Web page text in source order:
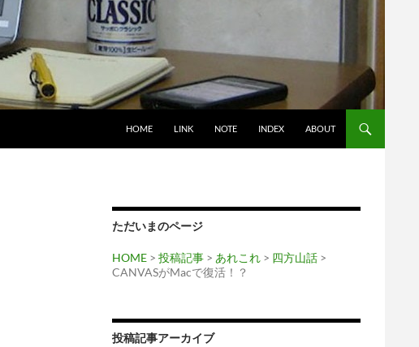
HOME
LINK NOTE INDEX ABOUT
ただいまのページ
HOME > 投稿記事 > あれこれ > 四方山話 >
CANVASがMacで復活！？
投稿記事アーカイブ